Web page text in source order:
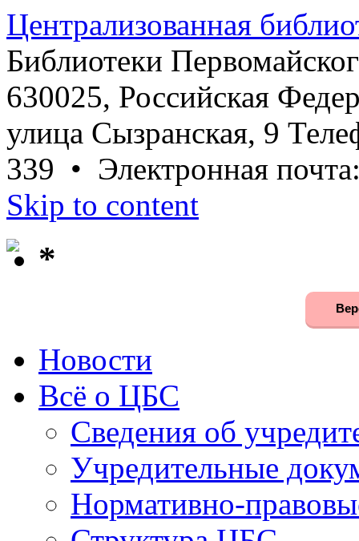
Централизованная
Библиотеки
630025, Российская
улица Сызранская, 9
339 • Электронная
Skip to content
*
Новости
Всё о ЦБС
Сведения об
Учредительные
Нормативно-